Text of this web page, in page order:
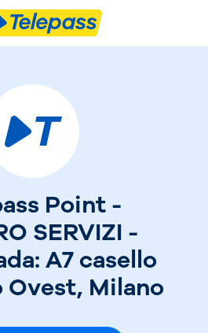
Point -
SERVIZI -
A7 casello
Ovest, Milano